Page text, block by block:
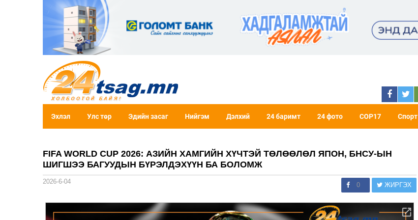
Эхлэл Улс төр Эдийн засаг Нийгэм Дэлхий 24 баримт 24 фото COP17 Спорт
FIFA WORLD CUP 2026: АЗИЙН ХАМГИЙН ХҮЧТЭЙ ТӨЛӨӨЛӨЛ ЯПОН, БНСУ-ЫН
ШИГШЭЭ БАГУУДЫН БҮРЭЛДЭХҮҮН БА БОЛОМЖ
2026-6-04 0 ЖИРГЭХ